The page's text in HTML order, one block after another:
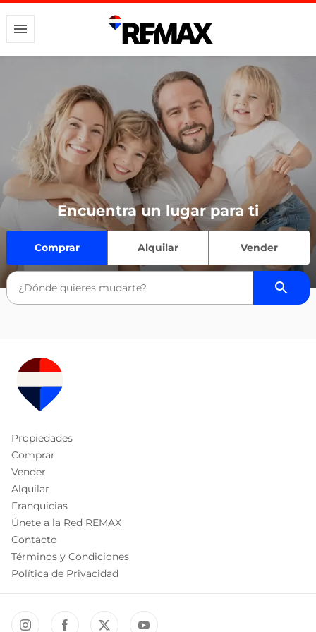
Encuentra un lugar para ti
Comprar Alquilar Vender
Propiedades
Comprar
Vender
Alquilar
Franquicias
Únete a la Red REMAX
Contacto
Términos y Condiciones
Política de Privacidad